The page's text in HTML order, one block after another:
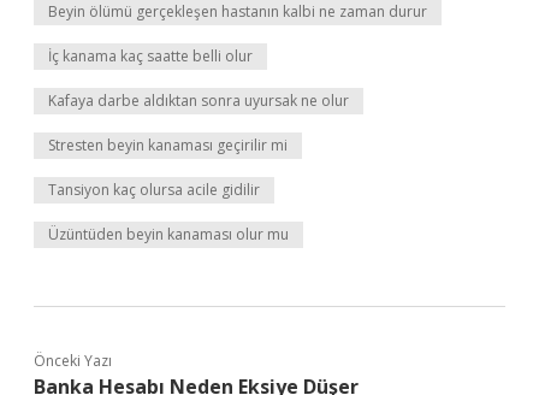
Beyin ölümü gerçekleşen hastanın kalbi ne zaman durur
İç kanama kaç saatte belli olur
Kafaya darbe aldıktan sonra uyursak ne olur
Stresten beyin kanaması geçirilir mi
Tansiyon kaç olursa acile gidilir
Üzüntüden beyin kanaması olur mu
Önceki Yazı
Banka Hesabı Neden Eksiye Düşer